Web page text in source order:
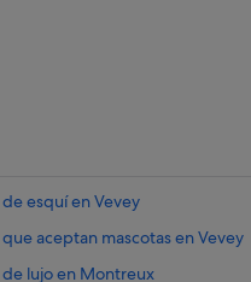
esquí en Vevey
aceptan mascotas en Vevey
lujo en Montreux